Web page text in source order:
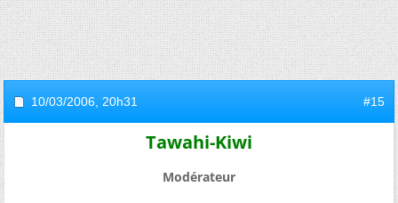
10/03/2006, 20h31 #15
Tawahi-Kiwi
Modérateur